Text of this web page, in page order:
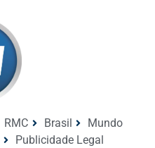
RMC Brasil
Mundo
Publicidade Legal